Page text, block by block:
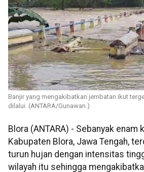
Banjir yang mengakibatkan jembatan ikut
dilalui. (ANTARA/Gunawan.)
Blora (ANTARA) - Sebanyak enam
Kabupaten Blora, Jawa Tengah,
turun hujan dengan intensitas
wilayah itu sehingga